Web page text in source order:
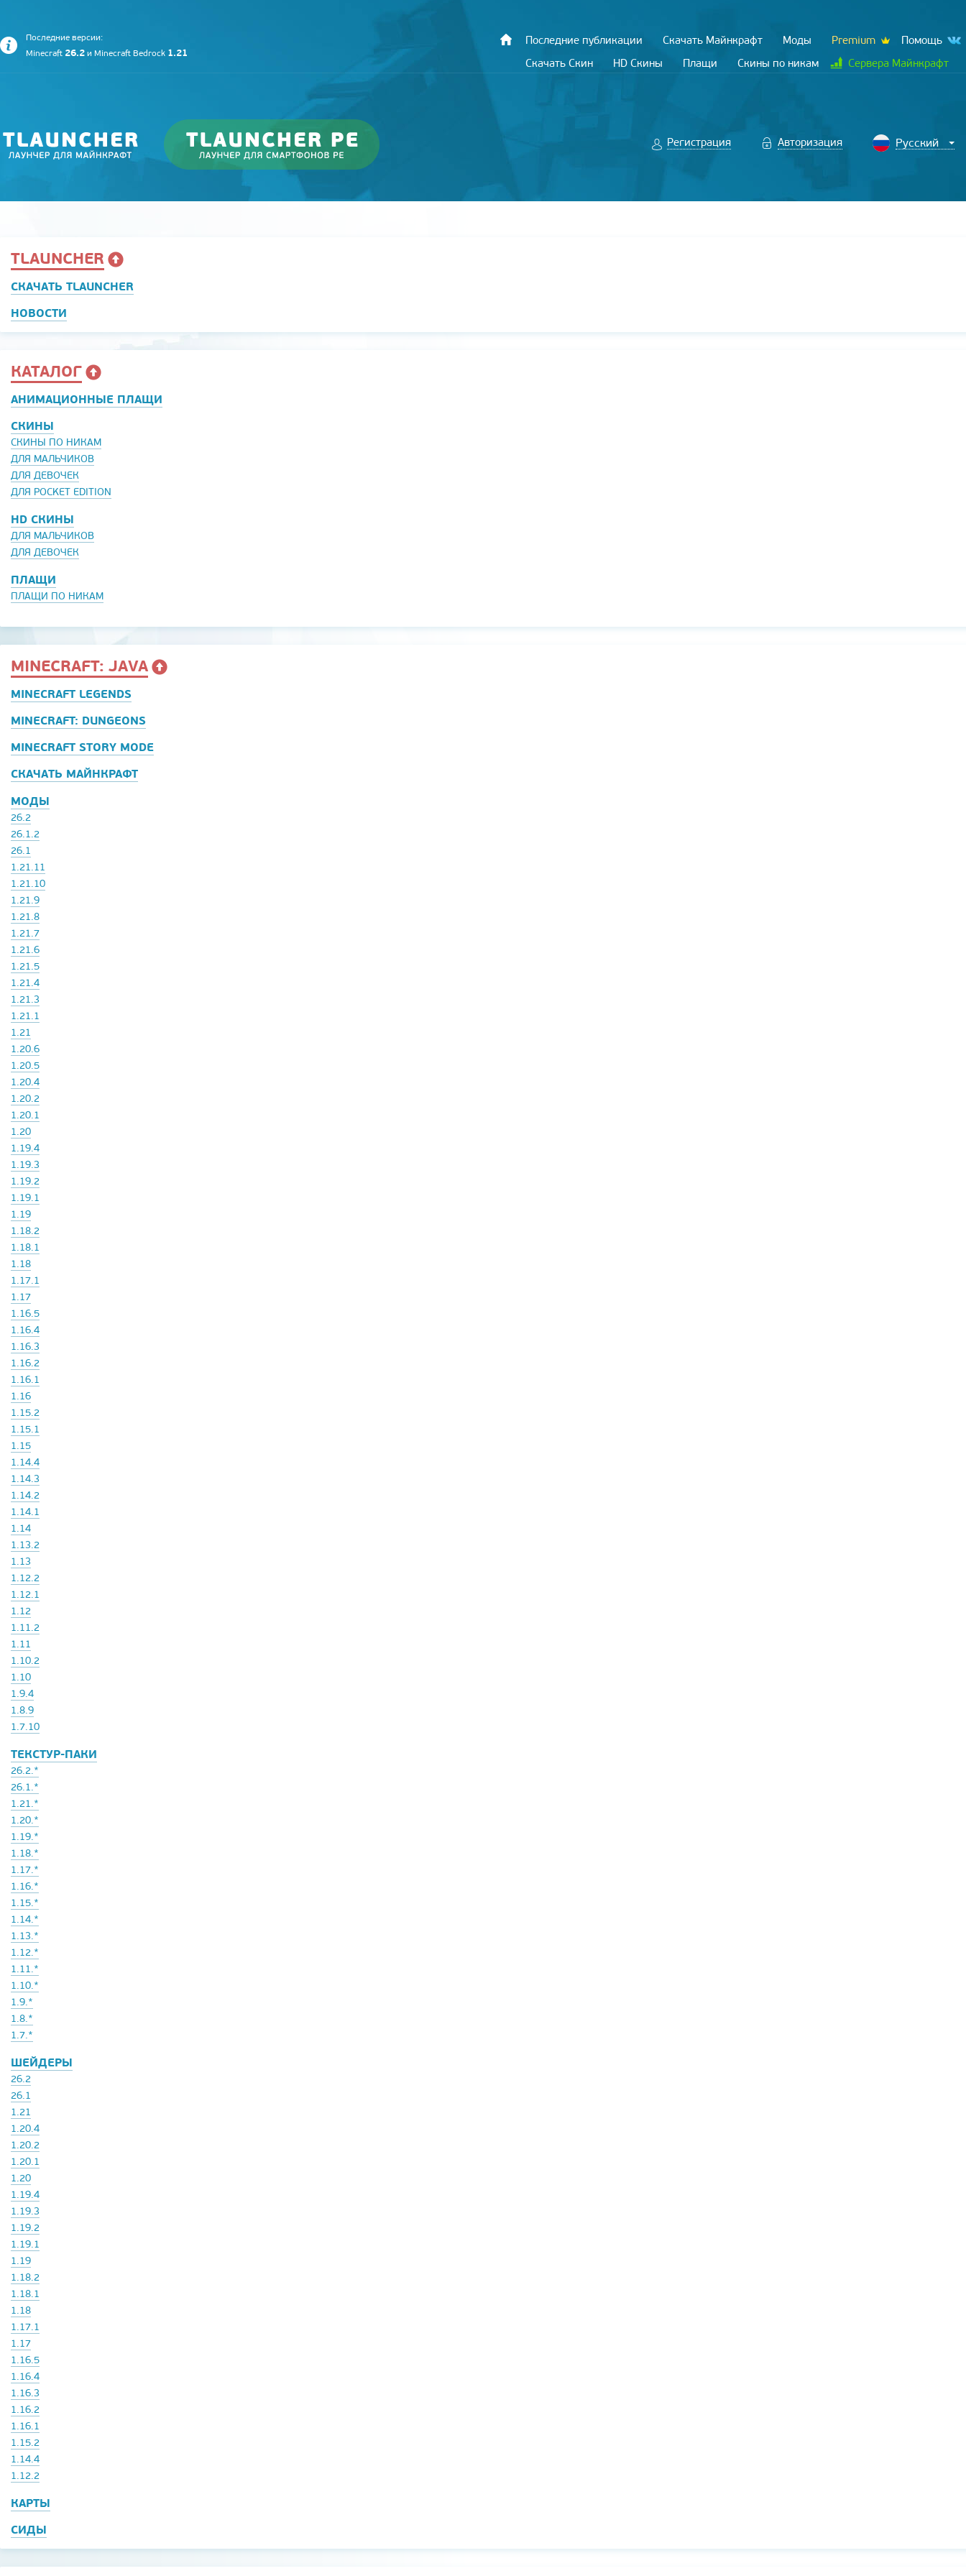
Последние версии:
Minecraft 26.2 и Minecraft Bedrock 1.21
Последние публикации Скачать Майнкрафт Моды Premium
Помощь
Скачать Скин
HD Скины Плащи Скины по никам Сервера Майнкрафт
Регистрация Авторизация
TLAUNCHER
СКАЧАТЬ TLAUNCHER
НОВОСТИ
КАТАЛОГ
АНИМАЦИОННЫЕ ПЛАЩИ
СКИНЫ
СКИНЫ ПО НИКАМ
ДЛЯ МАЛЬЧИКОВ
ДЛЯ ДЕВОЧЕК
ДЛЯ POCKET EDITION
HD СКИНЫ
ДЛЯ МАЛЬЧИКОВ
ДЛЯ ДЕВОЧЕК
ПЛАЩИ
ПЛАЩИ ПО НИКАМ
MINECRAFT: JAVA
MINECRAFT LEGENDS
MINECRAFT: DUNGEONS
MINECRAFT STORY MODE
СКАЧАТЬ МАЙНКРАФТ
МОДЫ
26.2
26.1.2
26.1
1.21.11
1.21.10
1.21.9
1.21.8
1.21.7
1.21.6
1.21.5
1.21.4
1.21.3
1.21.1
1.21
1.20.6
1.20.5
1.20.4
1.20.2
1.20.1
1.20
1.19.4
1.19.3
1.19.2
1.19.1
1.19
1.18.2
1.18.1
1.18
1.17.1
1.17
1.16.5
1.16.4
1.16.3
1.16.2
1.16.1
1.16
1.15.2
1.15.1
1.15
1.14.4
1.14.3
1.14.2
1.14.1
1.14
1.13.2
1.13
1.12.2
1.12.1
1.12
1.11.2
1.11
1.10.2
1.10
1.9.4
1.8.9
1.7.10
ТЕКСТУР-ПАКИ
26.2.*
26.1.*
1.21.*
1.20.*
1.19.*
1.18.*
1.17.*
1.16.*
1.15.*
1.14.*
1.13.*
1.12.*
1.11.*
1.10.*
1.9.*
1.8.*
1.7.*
ШЕЙДЕРЫ
26.2
26.1
1.21
1.20.4
1.20.2
1.20.1
1.20
1.19.4
1.19.3
1.19.2
1.19.1
1.19
1.18.2
1.18.1
1.18
1.17.1
1.17
1.16.5
1.16.4
1.16.3
1.16.2
1.16.1
1.15.2
1.14.4
1.12.2
КАРТЫ
СИДЫ